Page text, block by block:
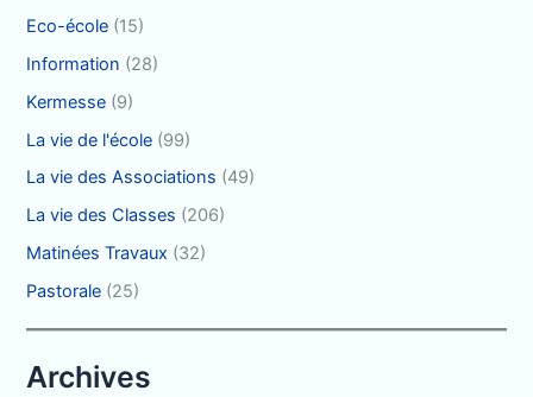
Eco-école (15)
Information (28)
Kermesse (9)
La vie de l'école (99)
La vie des Associations (49)
La vie des Classes (206)
Matinées Travaux (32)
Pastorale (25)
Archives